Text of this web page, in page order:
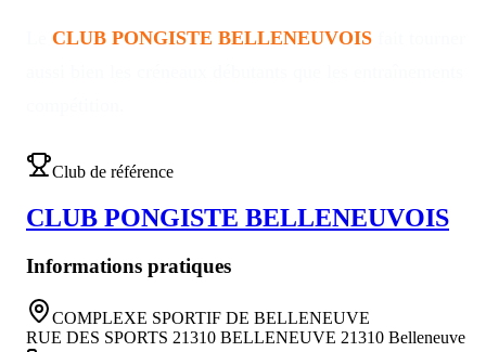
CLUB PONGISTE BELLENEUVOIS
Club de référence
CLUB PONGISTE BELLENEUVOIS
Informations pratiques
COMPLEXE SPORTIF DE BELLENEUVE
RUE DES SPORTS 21310 BELLENEUVE 21310 Belleneuve